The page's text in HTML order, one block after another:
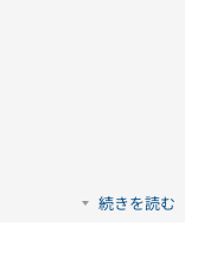
続きを読む